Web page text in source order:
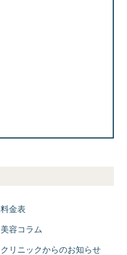
料金表
美容コラム
クリニックからのお知らせ